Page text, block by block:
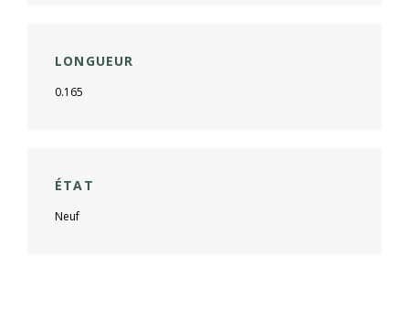
LONGUEUR
0.165
ÉTAT
Neuf